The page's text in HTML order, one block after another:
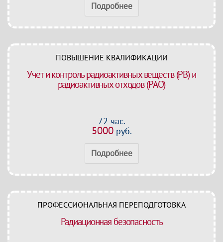
Подробнее
ПОВЫШЕНИЕ КВАЛИФИКАЦИИ
Учет и контроль радиоактивных веществ (РВ) и
радиоактивных отходов (РАО)
72 час.
5000руб.
Подробнее
ПРОФЕССИОНАЛЬНАЯ ПЕРЕПОДГОТОВКА
Радиационная безопасность